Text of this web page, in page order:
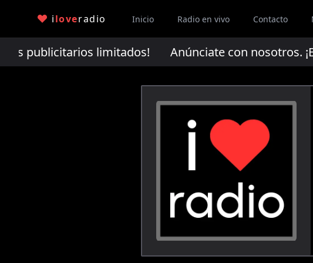
iloveradio Inicio Radio en vivo Contacto
publicitarios limitados!Anúnciate con nosotros.